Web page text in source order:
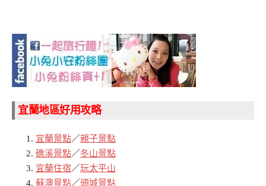
宜蘭地區好用攻略
宜蘭景點／親子景點
礁溪景點／冬山景點
宜蘭住宿／玩太平山
蘇澳景點／頭城景點